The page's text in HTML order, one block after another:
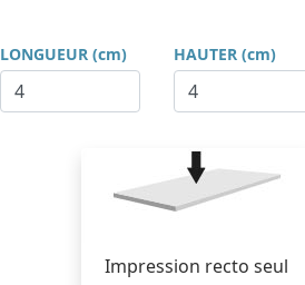
LONGUEUR (cm) HAUTER (cm)
Impression recto seul